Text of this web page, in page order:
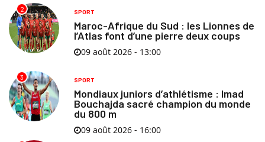
2 SPORT
Maroc-Afrique du Sud : les Lionnes de
l’Atlas font d’une pierre deux coups
09 août 2026 - 13:00
3 SPORT
Mondiaux juniors d’athlétisme : Imad
Bouchajda sacré champion du monde
du 800 m
09 août 2026 - 16:00